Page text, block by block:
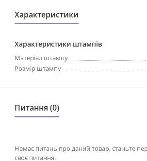
Характеристики
Характеристики штампів
Матеріал штампу
Розмір штампу
Питання (0)
Немає питань про даний товар, станьте
своє питання.